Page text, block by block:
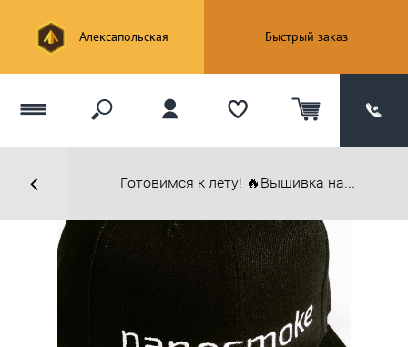
Алексапольская Быстрый заказ
Готовимся к лету! 🔥Вышивка на...